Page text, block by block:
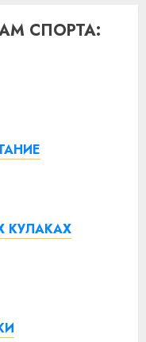
СПОРТА:
КУЛАКАХ